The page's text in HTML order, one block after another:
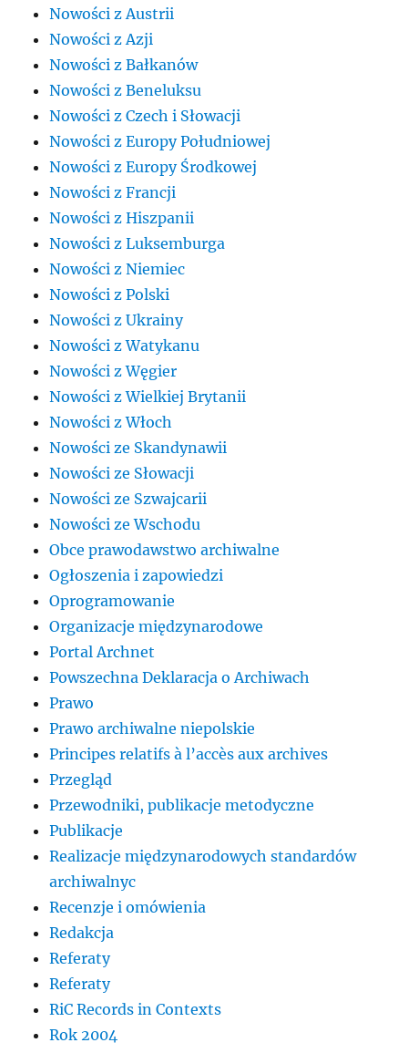
Nowości z Austrii
Nowości z Azji
Nowości z Bałkanów
Nowości z Beneluksu
Nowości z Czech i Słowacji
Nowości z Europy Południowej
Nowości z Europy Środkowej
Nowości z Francji
Nowości z Hiszpanii
Nowości z Luksemburga
Nowości z Niemiec
Nowości z Polski
Nowości z Ukrainy
Nowości z Watykanu
Nowości z Węgier
Nowości z Wielkiej Brytanii
Nowości z Włoch
Nowości ze Skandynawii
Nowości ze Słowacji
Nowości ze Szwajcarii
Nowości ze Wschodu
Obce prawodawstwo archiwalne
Ogłoszenia i zapowiedzi
Oprogramowanie
Organizacje międzynarodowe
Portal Archnet
Powszechna Deklaracja o Archiwach
Prawo
Prawo archiwalne niepolskie
Principes relatifs à l’accès aux archives
Przegląd
Przewodniki, publikacje metodyczne
Publikacje
Realizacje międzynarodowych standardów
archiwalnyc
Recenzje i omówienia
Redakcja
Referaty
Referaty
RiC Records in Contexts
Rok 2004